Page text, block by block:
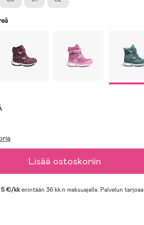
Lisää ostoskoriin
5 €/kkenintään 36 kk:n maksuajalla. Palvelun tarjoaa